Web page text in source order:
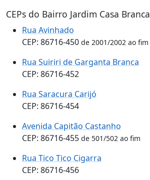
CEPs do Bairro Jardim Casa Branca
Rua Avinhado
CEP: 86716-450 de 2001/2002 ao fim
Rua Suiriri de Garganta Branca
CEP: 86716-452
Rua Saracura Carijó
CEP: 86716-454
Avenida Capitão Castanho
CEP: 86716-455 de 501/502 ao fim
Rua Tico Tico Cigarra
CEP: 86716-456